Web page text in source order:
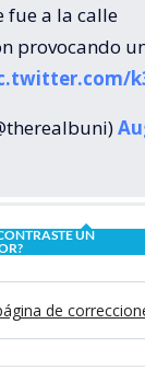
fue a la calle
provocando
UN
de